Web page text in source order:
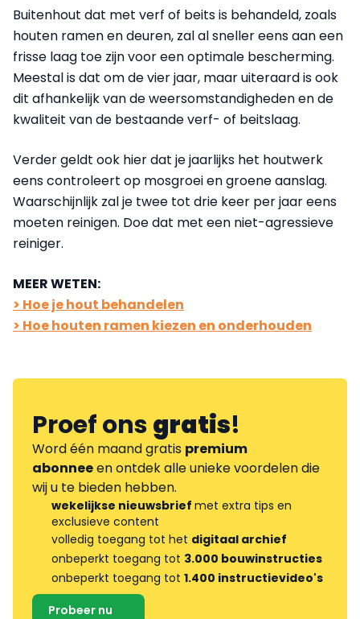
Buitenhout dat met verf of beits is behandeld, zoals
houten ramen en deuren, zal al sneller eens aan een
frisse laag toe zijn voor een optimale bescherming.
Meestal is dat om de vier jaar, maar uiteraard is ook
dit afhankelijk van de weersomstandigheden en de
kwaliteit van de bestaande verf- of beitslaag.
Verder geldt ook hier dat je jaarlijks het houtwerk
eens controleert op mosgroei en groene aanslag.
Waarschijnlijk zal je twee tot drie keer per jaar eens
moeten reinigen. Doe dat met een niet-agressieve
reiniger.
MEER WETEN:
> Hoe je hout behandelen
> Hoe houten ramen kiezen en onderhouden
Proef onsgratis!
Word één maand gratis premium
abonneeen ontdek alle unieke voordelen die
wij u te bieden hebben.
wekelijkse nieuwsbrief met extra tips en
exclusieve content
volledig toegang tot het digitaal archief
onbeperkt toegang tot 3.000 bouwinstructies
onbeperkt toegang tot 1.400 instructievideo's
Probeer nu